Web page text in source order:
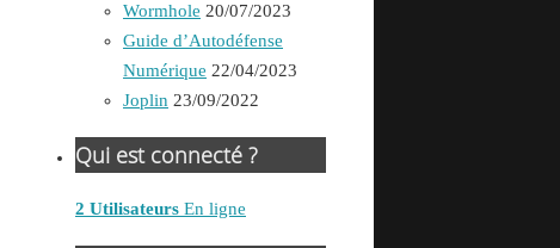
Wormhole 20/07/2023
Guide d’Autodéfense
Numérique 22/04/2023
Joplin 23/09/2022
Qui est connecté ?
2 Utilisateurs En ligne